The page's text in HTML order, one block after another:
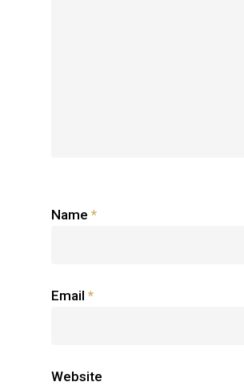
Name *
Email *
Website